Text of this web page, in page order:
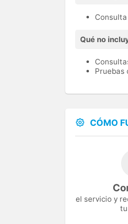
Qué no
Pruebas
CÓMO
el servicio y